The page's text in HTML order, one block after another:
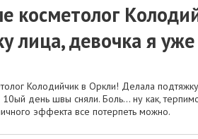
косметолог
лица, девочка я
Колодийчик в Оркли! Делала
день швы сняли. Боль... ну как,
эффекта все потерпеть можно.